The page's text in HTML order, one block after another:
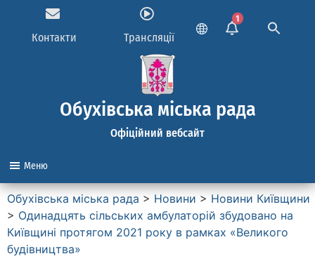
Контакти Трансляції
1
Обухівська міська рада
Офіційний вебсайт
Меню
Обухівська міська рада > Новини > Новини Київщини
> Одинадцять сільських амбулаторій збудовано на
Київщині протягом 2021 року в рамках «Великого
будівництва»